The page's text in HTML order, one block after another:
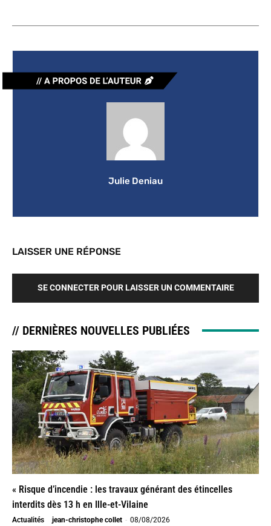
Julie Deniau
LAISSER UNE RÉPONSE
SE CONNECTER POUR LAISSER UN COMMENTAIRE
// DERNIÈRES NOUVELLES PUBLIÉES
« Risque d’incendie : les travaux générant des étincelles
interdits dès 13 h en Ille-et-Vilaine
Actualités jean-christophe collet - 08/08/2026